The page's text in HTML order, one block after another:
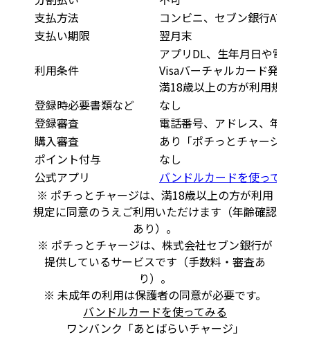
支払方法
コンビニ、セブン銀行ATM
支払い期限
翌月末
利用条件
アプリDL、生年月日や電話番
Visaバーチャルカード発行、
満18歳以上の方が利用規定
登録時必要書類など
なし
登録審査
電話番号、アドレス、年齢確
購入審査
あり「ポチっとチャージ」申
ポイント付与
なし
公式アプリ
バンドルカードを使ってみる
※ ポチっとチャージは、満18歳以上の方が利用
規定に同意のうえご利用いただけます（年齢確認
あり）。
※ ポチっとチャージは、株式会社セブン銀行が
提供しているサービスです（手数料・審査あ
り）。
※ 未成年の利用は保護者の同意が必要です。
バンドルカードを使ってみる
ワンバンク「あとばらいチャージ」